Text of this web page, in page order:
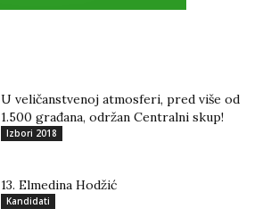
U veličanstvenoj atmosferi, pred više od
1.500 građana, održan Centralni skup!
Izbori 2018
13. Elmedina Hodžić
Kandidati